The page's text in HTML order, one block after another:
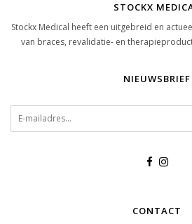
STOCKX
Stockx Medical heeft een uitgebreid en
van braces, revalidatie- en
NIEUWSBRIEF
CONTACT